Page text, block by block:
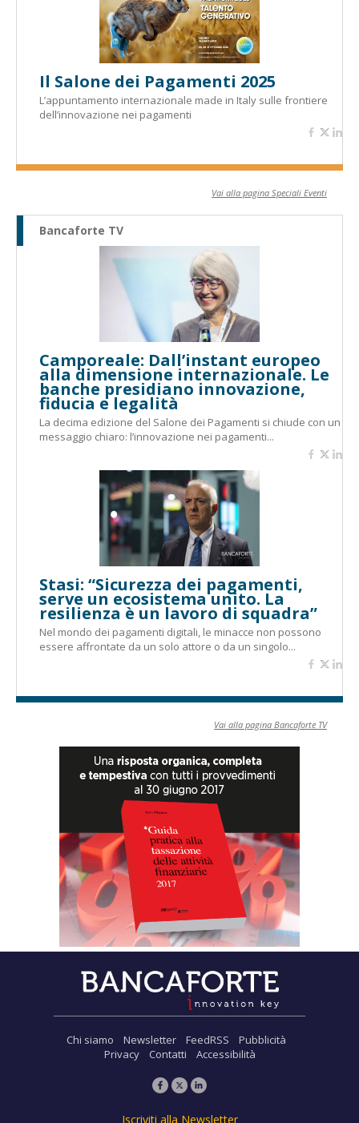
Il Salone dei Pagamenti 2025
L’appuntamento internazionale made in Italy sulle frontiere
dell’innovazione nei pagamenti
Vai alla pagina Speciali Eventi
Bancaforte TV
Camporeale: Dall’instant europeo
alla dimensione internazionale. Le
banche presidiano innovazione,
fiducia e legalità
La decima edizione del Salone dei Pagamenti si chiude con un
messaggio chiaro: l’innovazione nei pagamenti...
Stasi: “Sicurezza dei pagamenti,
serve un ecosistema unito. La
resilienza è un lavoro di squadra”
Nel mondo dei pagamenti digitali, le minacce non possono
essere affrontate da un solo attore o da un singolo...
Vai alla pagina Bancaforte TV
Chi siamo Newsletter FeedRSS
Pubblicità
Privacy
Contatti Accessibilità
Iscriviti alla Newsletter